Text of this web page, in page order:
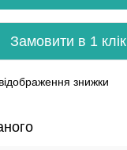
Замовити в 1 клік
знижки